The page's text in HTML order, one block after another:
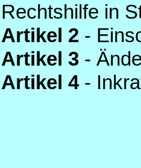
Rechtshilfe in
Artikel 2 -
Artikel 3 -
Artikel 4-